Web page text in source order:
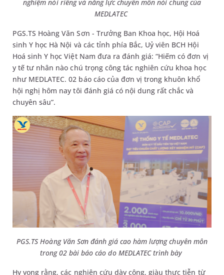
nghiệm nói riêng và năng lực chuyên môn nói chung của
MEDLATEC
PGS.TS Hoàng Văn Sơn - Trưởng Ban Khoa học, Hội Hoá
sinh Y học Hà Nội và các tỉnh phía Bắc, Uỷ viên BCH Hội
Hoá sinh Y học Việt Nam đưa ra đánh giá: “Hiếm có đơn vị
y tế tư nhân nào chú trọng công tác nghiên cứu khoa học
như MEDLATEC. 02 báo cáo của đơn vị trong khuôn khổ
hội nghị hôm nay tôi đánh giá có nội dung rất chắc và
chuyên sâu”.
PGS.TS Hoàng Văn Sơn đánh giá cao hàm lượng chuyên môn
trong 02 bài báo cáo do MEDLATEC trình bày
Hy vọng rằng, các nghiên cứu dày công, giàu thực tiễn từ